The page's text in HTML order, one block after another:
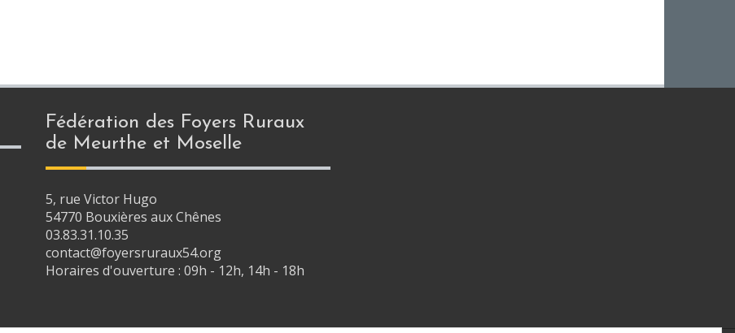
Fédération des Foyers Ruraux
de Meurthe et Moselle
5, rue Victor Hugo
54770 Bouxières aux Chênes
03.83.31.10.35
contact@foyersruraux54.org
Horaires d'ouverture : 09h - 12h, 14h - 18h